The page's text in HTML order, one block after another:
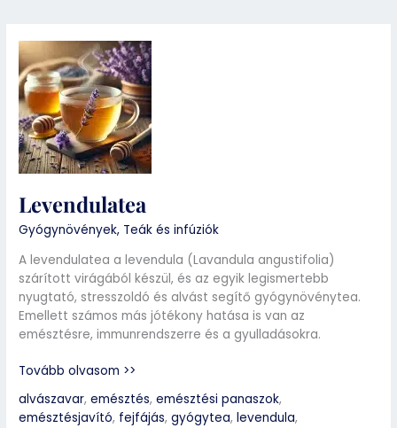
Levendulatea
Gyógynövények, Teák és infúziók
A levendulatea a levendula (Lavandula angustifolia)
szárított virágából készül, és az egyik legismertebb
nyugtató, stresszoldó és alvást segítő gyógynövénytea.
Emellett számos más jótékony hatása is van az
emésztésre, immunrendszerre és a gyulladásokra.
Levendulatea
Tovább olvasom >>
alvászavar,emésztés,emésztési panaszok,
emésztésjavító, fejfájás,gyógytea,levendula,